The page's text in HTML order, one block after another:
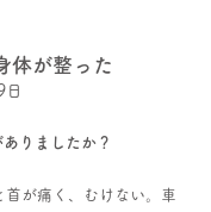
体が整った
日
りましたか？
が痛く、むけない。車